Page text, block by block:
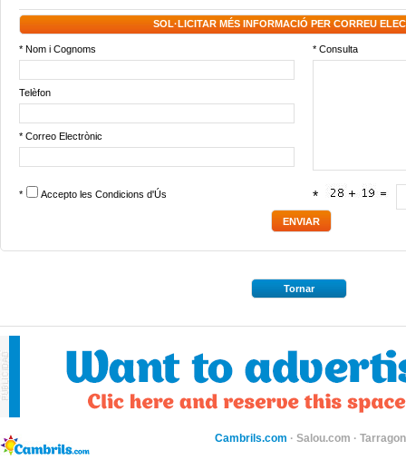
SOL·LICITAR MÉS INFORMACIÓ PER CORREU
* Nom i Cognoms * Consulta
Telèfon
* Correo Electrònic
* Accepto les Condicions d'Ús *
Tornar
Cambrils.com · Salou.com ·